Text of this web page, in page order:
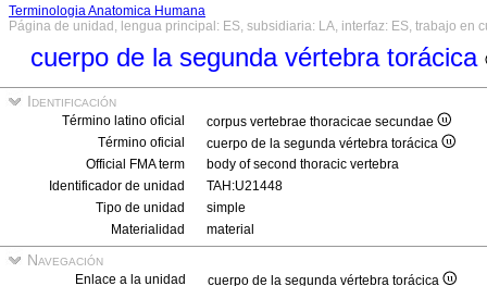
Terminologia Anatomica Humana
Página de unidad, lengua principal: ES, subsidiaria: LA, interfaz: ES, trabajo en
cuerpo de la segunda vértebra torácica
Identificación
Término latino oficial
corpus vertebrae thoracicae secundae
Término oficial
cuerpo de la segunda vértebra torácica
Official FMA term
body of second thoracic vertebra
Identificador de unidad
TAH:U21448
Tipo de unidad
simple
Materialidad
material
Navegación
Enlace a la unidad
cuerpo de la segunda vértebra torácica